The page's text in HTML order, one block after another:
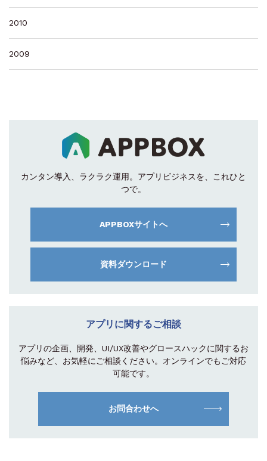
2010
2009
カンタン導入、ラクラク運用。 アプリビジネスを、これひと
つで。
APPBOXサイトへ
資料ダウンロード
アプリに関するご相談
アプリの企画、開発、UI/UX改善やグロースハックに関するお
悩みなど、お気軽にご相談 ください。オンラインでもご対応
可能です。
お問合わせへ